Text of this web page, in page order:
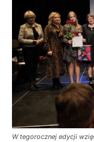
W tegorocznej edycji